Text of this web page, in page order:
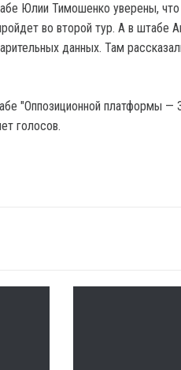
Юлии Тимошенко уверены, что
во второй тур. А в штабе
данных. Там
"Оппозиционной платформы —
голосов.